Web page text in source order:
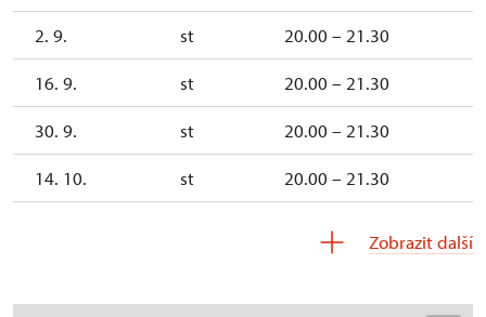
2. 9. st 20.00 – 21.30
16. 9. st 20.00 – 21.30
30. 9. st 20.00 – 21.30
14. 10. st 20.00 – 21.30
20.00 – 21.30
Zobrazit další